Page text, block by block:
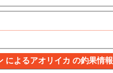
によるアオリイカ の釣果情報